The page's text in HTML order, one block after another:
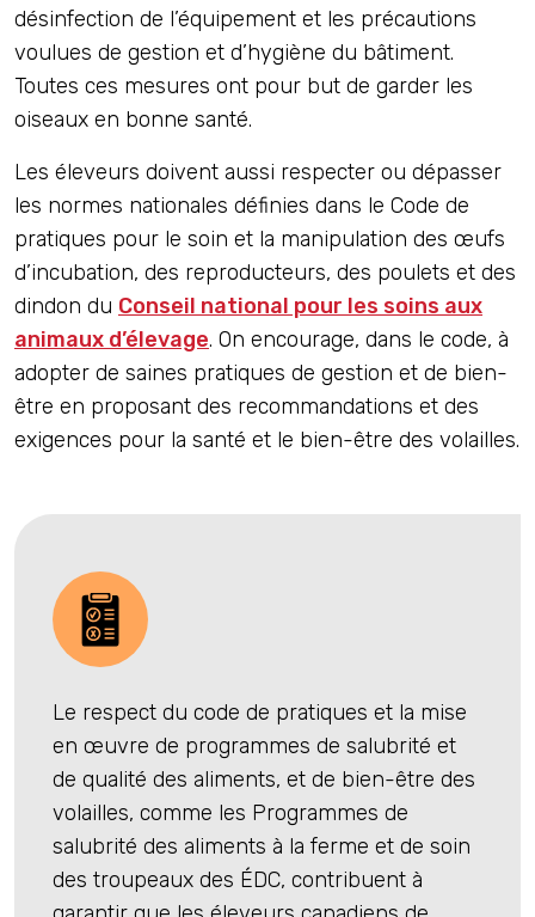
désinfection de l’équipement et les précautions
voulues de gestion et d’hygiène du bâtiment.
Toutes ces mesures ont pour but de garder les
oiseaux en bonne santé.
Les éleveurs doivent aussi respecter ou dépasser
les normes nationales définies dans le Code de
pratiques pour le soin et la manipulation des œufs
d’incubation, des reproducteurs, des poulets et des
dindon du Conseil national pour les soins aux
animaux d’élevage. On encourage, dans le code, à
adopter de saines pratiques de gestion et de bien-
être en proposant des recommandations et des
exigences pour la santé et le bien-être des volailles.
Le respect du code de pratiques et la mise
en œuvre de programmes de salubrité et
de qualité des aliments, et de bien-être des
volailles, comme les Programmes de
salubrité des aliments à la ferme et de soin
des troupeaux des ÉDC, contribuent à